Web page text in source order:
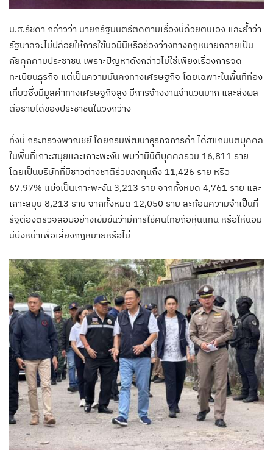
น.ส.รัชดา กล่าวว่า นายกรัฐมนตรีติดตามเรื่องนี้ด้วยตนเอง และย้ำว่า
รัฐบาลจะไม่ปล่อยให้การใช้นอมินีหรือช่องว่างทางกฎหมายกลายเป็น
ภัยคุกคามประชาชน เพราะปัญหาดังกล่าวไม่ใช่เพียงเรื่องการจด
ทะเบียนธุรกิจ แต่เป็นความมั่นคงทางเศรษฐกิจ โดยเฉพาะในพื้นที่ท่อง
เที่ยวซึ่งมีมูลค่าทางเศรษฐกิจสูง มีการจ้างงานจำนวนมาก และส่งผล
ต่อรายได้ของประชาชนในวงกว้าง
ทั้งนี้ กระทรวงพาณิชย์ โดยกรมพัฒนาธุรกิจการค้า ได้สแกนนิติบุคคล
ในพื้นที่เกาะสมุยและเกาะพะงัน พบว่ามีนิติบุคคลรวม 16,811 ราย
โดยเป็นบริษัทที่มีชาวต่างชาติร่วมลงทุนถึง 11,426 ราย หรือ
67.97% แบ่งเป็นเกาะพะงัน 3,213 ราย จากทั้งหมด 4,761 ราย และ
เกาะสมุย 8,213 ราย จากทั้งหมด 12,050 ราย สะท้อนความจำเป็นที่
รัฐต้องตรวจสอบอย่างเข้มข้นว่ามีการใช้คนไทยถือหุ้นแทน หรือให้นอมิ
นีบังหน้าเพื่อเลี่ยงกฎหมายหรือไม่